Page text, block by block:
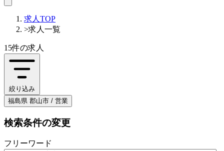
求人TOP
>求人一覧
15件の求人
絞り込み
福島県 郡山市 / 営業
検索条件の変更
フリーワード